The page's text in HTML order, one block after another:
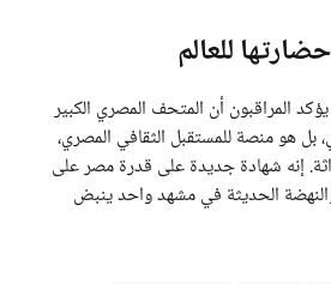
للعالم
المراقبون أن المتحف المصري الكبير
بل هو منصة للمستقبل الثقافي المصري،
إنه شهادة جديدة على قدرة مصر على
الحديثة في مشهد واحد ينبض